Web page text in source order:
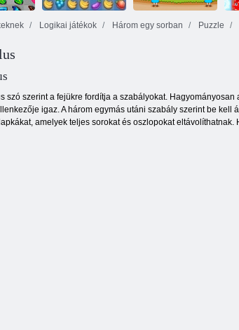
Logikai játékok Három egy sorban Puzzle
szó szerint a fejükre fordítja a szabályokat.
igaz. A három egymás utáni szabály szerint be
amelyek teljes sorokat és oszlopokat